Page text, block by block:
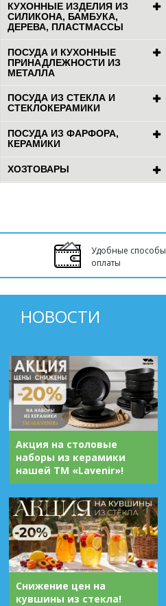
КУХОННЫЕ ИЗДЕЛИЯ ИЗ
СИЛИКОНА, БАМБУКА,
ДЕРЕВА, ПЛАСТМАССЫ
ПОСУДА И КУХОННЫЕ
ПРИНАДЛЕЖНОСТИ ИЗ
МЕТАЛЛА
ПОСУДА ИЗ СТЕКЛА И
СТЕКЛОКЕРАМИКИ
ПОСУДА ИЗ ФАРФОРА,
КЕРАМИКИ
ХОЗТОВАРЫ
Удобные способы
оплаты
НОВОСТИ
Акция на столовые
наборы из керамики
нашей ТМ «Lavenir»!
Снижение цен на
кувшины из стекла!